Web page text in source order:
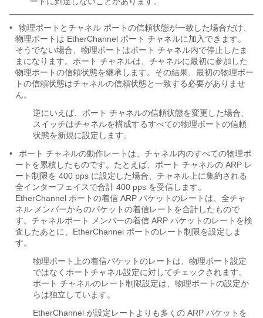
•
物理ポートとチャネル ポートの信頼状態が一致した場合だけ、
物理ポートは EtherChannel ポート チャネルに加入できます。
そうでない場合、物理ポートはポート チャネル内で停止したま
まになります。ポート チャネルは、チャネルに最初に参加した
物理ポートの信頼状態を継承します。その結果、最初の物理ポー
トの信頼状態はチャネルの信頼状態と一致する必要がありませ
ん。
逆にいえば、ポート チャネルの信頼状態を変更した場合、
スイッチはチャネルを構成するすべての物理ポートの信頼
状態を新規に設定します。
•
ポート チャネルの動作レートは、チャネル内のすべての物理ポ
ートを累積したものです。たとえば、ポート チャネルの ARP レ
ート制限を 400 pps に設定した場合、チャネル上に集約される
全インターフェイスで合計 400 pps を受信します。
EtherChannel ポートの着信 ARP パケットのレートは、全チャ
ネル メンバーからのパケットの着信レートを合計したもので
す。チャネルポート メンバーの着信 ARP パケットのレートを検
査したあとに、EtherChannel ポートのレート制限を設定しま
す。
物理ポート上の着信パケットのレートは、物理ポート設定
ではなくポートチャネル設定に対してチェックされます。
ポート チャネルのレート制限設定は、物理ポートの設定か
らは独立しています。
EtherChannel が設定レートよりも多くの ARP パケットを